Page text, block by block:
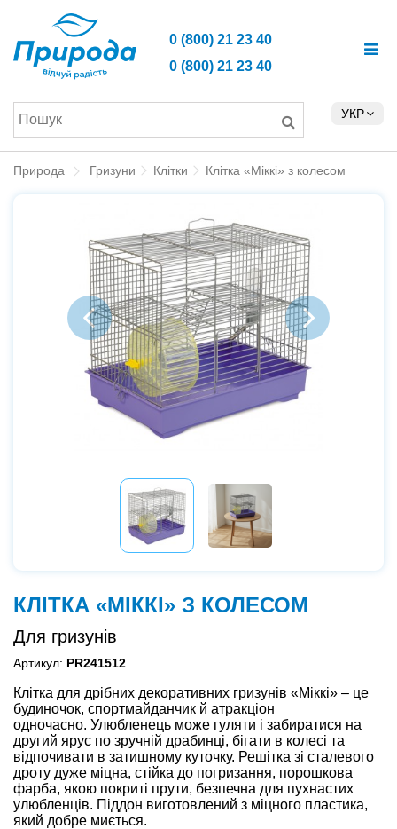
УКР
0 (800) 21 23 40
0 (800) 21 23 40
Природа Гризуни Клітки Клітка «Міккі» з колесом
КЛІТКА «МІККІ» З КОЛЕСОМ
Для гризунів
Артикул: PR241512
Клітка для дрібних декоративних гризунів «Міккі» – це
будиночок, спортмайданчик й атракціон
одночасно. Улюбленець може гуляти і забиратися на
другий ярус по зручній драбинці, бігати в колесі та
відпочивати в затишному куточку. Решітка зі сталевого
дроту дуже міцна, стійка до погризання, порошкова
фарба, якою покриті прути, безпечна для пухнастих
улюбленців. Піддон виготовлений з міцного пластика,
який добре миється.